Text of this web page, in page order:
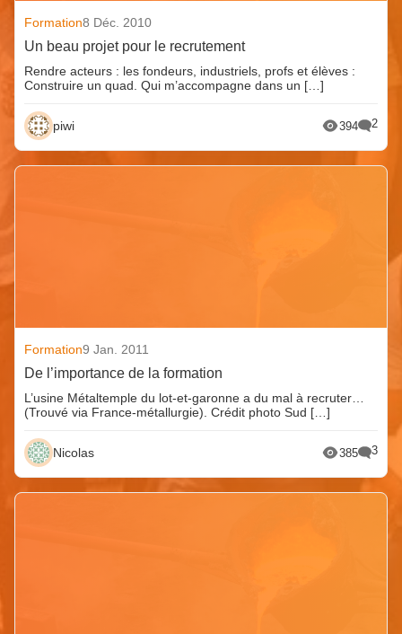
Formation8 Déc. 2010
Un beau projet pour le recrutement
Rendre acteurs : les fondeurs, industriels, profs et élèves :
Construire un quad. Qui m’accompagne dans un […]
piwi 394 2
Formation9 Jan. 2011
De l’importance de la formation
L’usine Métaltemple du lot-et-garonne a du mal à recruter…
(Trouvé via France-métallurgie). Crédit photo Sud […]
Nicolas 385 3